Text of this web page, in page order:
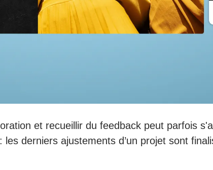
et recueillir du feedback peut parfois
derniers ajustements d’un projet sont